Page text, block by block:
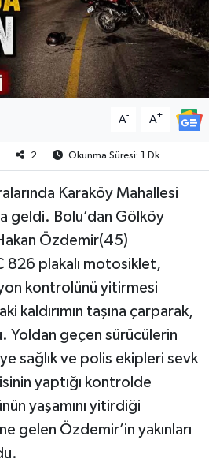
A- A+
2 Okunma Süresi: 1 Dk
Karaköy Mahallesi
geldi. Bolu’dan Gölköy
Özdemir(45)
826 plakalı motosiklet,
kontrolünü yitirmesi
kaldırımın taşına çarparak,
Yoldan geçen sürücülerin
sağlık ve polis ekipleri sevk
yaptığı kontrolde
yaşamını yitirdiği
gelen Özdemir’in yakınları